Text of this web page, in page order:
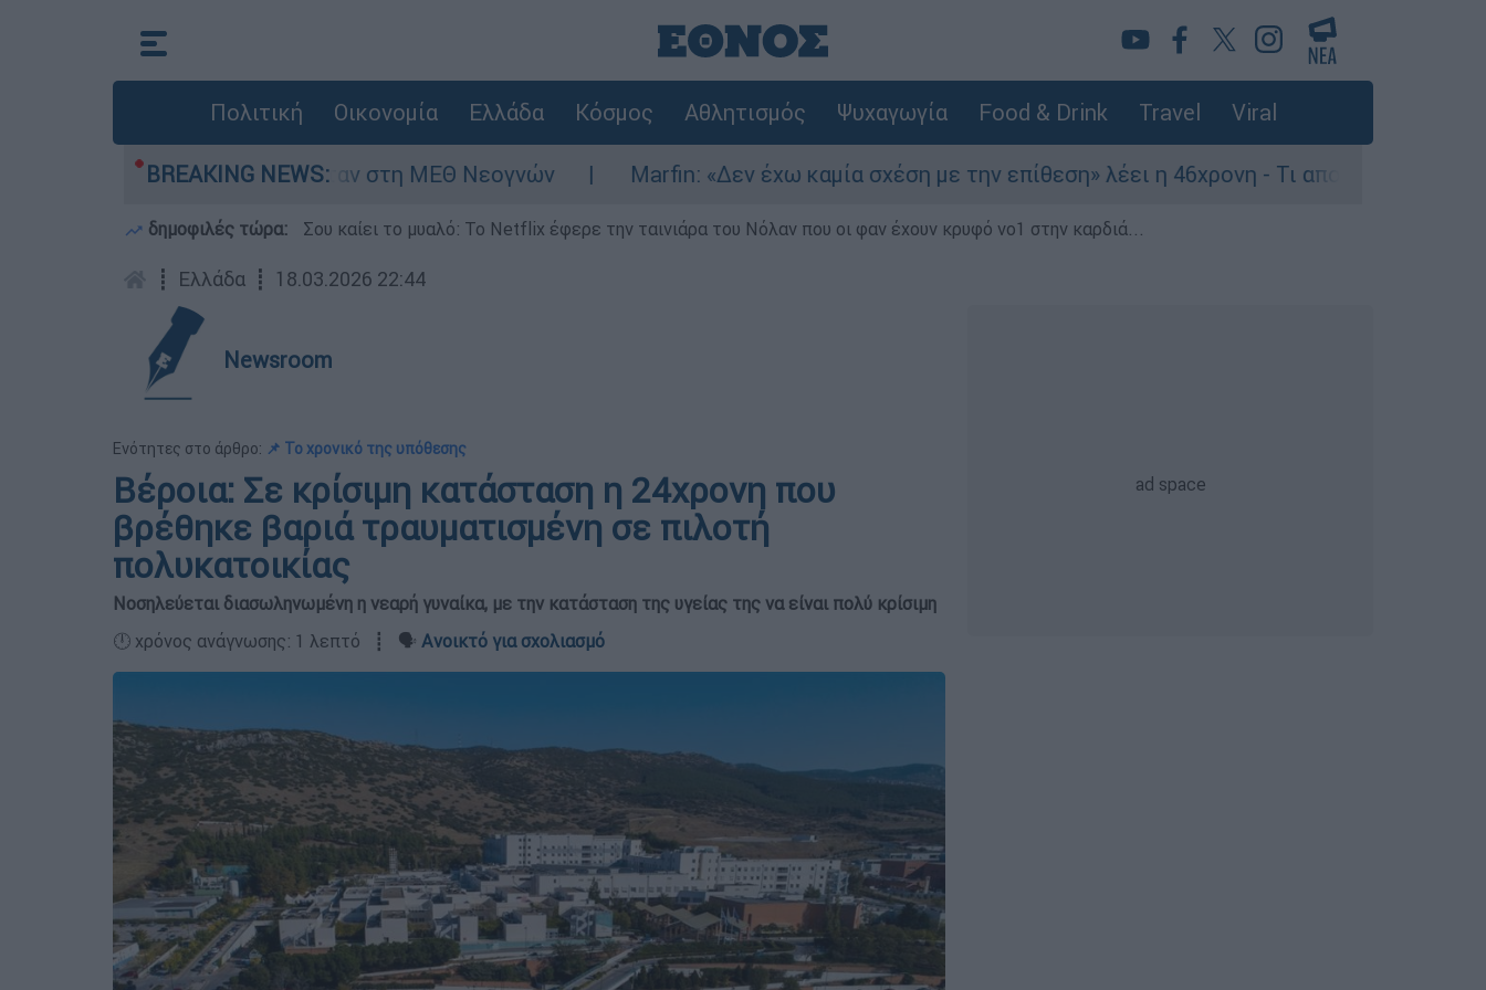
Πολιτική Οικονομία Ελλάδα Κόσμος Αθλητισμός Ψυχαγωγία Food & Drink Travel Viral
BREAKING NEWS:
8 ημερών - Νοσηλευόταν στη ΜΕΘ Νεογνών Marfin: «Δεν έχω καμία σχέση με την επίθεση» λέει η 46χρονη - Τι αποκάλυψε στους
δημοφιλές τώρα: Σου καίει το μυαλό: Το Netflix έφερε την ταινιάρα του Νόλαν που οι φαν έχουν κρυφό νο1 στην καρδιά...
┋ Ελλάδα ┋ 18.03.2026 22:44
Newsroom
Ενότητες στο άρθρο: 📌 Το χρονικό της υπόθεσης
Βέροια: Σε κρίσιμη κατάσταση η 24χρονη που
βρέθηκε βαριά τραυματισμένη σε πιλοτή
πολυκατοικίας
Νοσηλεύεται διασωληνωμένη η νεαρή γυναίκα, με την κατάσταση της υγείας της να είναι πολύ κρίσιμη
🕛 χρόνος ανάγνωσης: 1 λεπτό ┋ 🗣️ Ανοικτό για σχολιασμό